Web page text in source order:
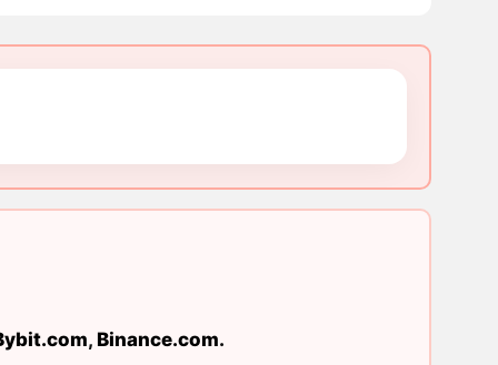
, Binance.com.